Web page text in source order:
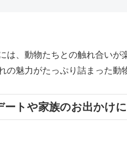
は、動物たちとの触れ合いが
の魅力がたっぷり詰まった動
ートや家族のお出かけ